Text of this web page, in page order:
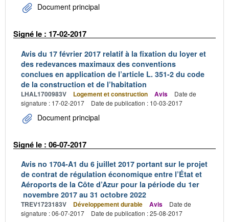
Document principal
Signé le : 17-02-2017
Avis du 17 février 2017 relatif à la fixation du loyer et
des redevances maximaux des conventions
conclues en application de l’article L. 351-2 du code
de la construction et de l’habitation
LHAL1700983V Logement et construction Avis
Date de
signature : 17-02-2017
Date de publication : 10-03-2017
Document principal
Signé le : 06-07-2017
Avis no 1704-A1 du 6 juillet 2017 portant sur le projet
de contrat de régulation économique entre l’État et
Aéroports de la Côte d’Azur pour la période du 1er
novembre 2017 au 31 octobre 2022
TREV1723183V Développement durable Avis
Date de
signature : 06-07-2017
Date de publication : 25-08-2017